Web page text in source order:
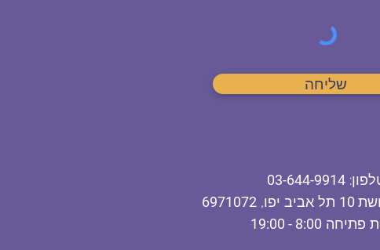
לפון:
03-644-9914
תל אביב יפו, 6971072
פתיחה 8:00 - 19:00
שליחה